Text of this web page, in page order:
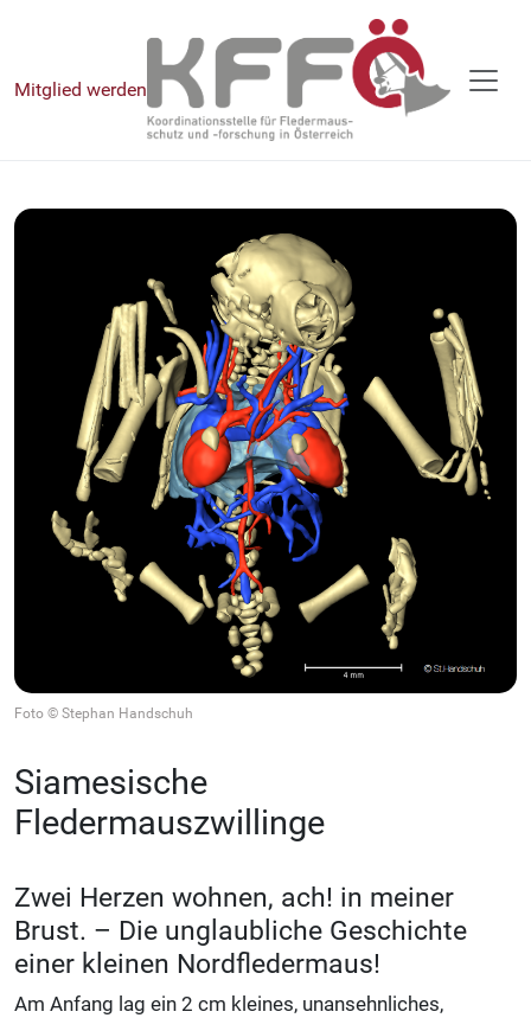
Mitglied werden
Foto © Stephan Handschuh
Siamesische
Fledermauszwillinge
Zwei Herzen wohnen, ach! in meiner
Brust. – Die unglaubliche Geschichte
einer kleinen Nordfledermaus!
Am Anfang lag ein 2 cm kleines, unansehnliches,